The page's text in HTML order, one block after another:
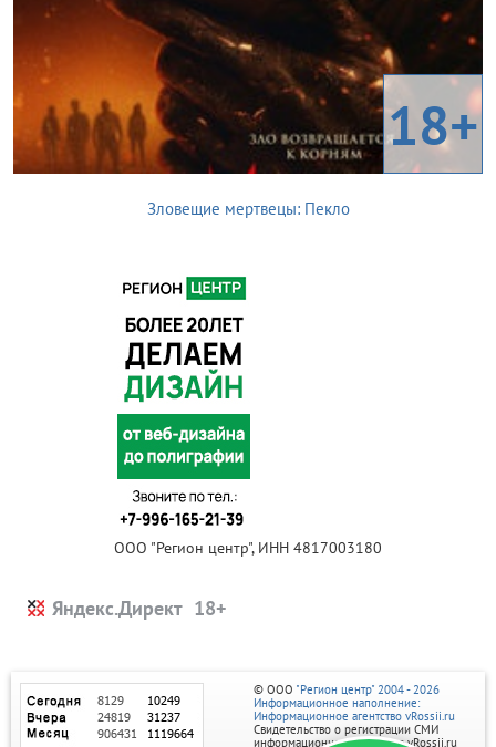
18+
Зловещие мертвецы: Пекло
ООО "Регион центр", ИНН 4817003180
Яндекс.Директ
© ООО "Регион центр" 2004 - 2026
Информационное наполнение:
Информационное агентство vRossii.ru
Свидетельство о регистрации СМИ
информационного агентства vRossii.ru